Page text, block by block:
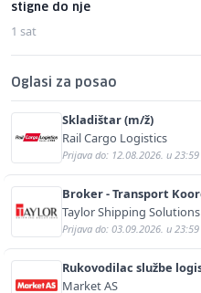
stigne do nje
1 sat
Oglasi za posao
Skladištar (m/ž)
Rail Cargo Logistics
Prijava do: 12.08.2026. u 23:59
Broker - Transport
Taylor Shipping
Prijava do: 03.09.2026. u 23:59
Rukovodilac službe
Market AS